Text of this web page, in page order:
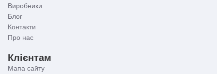
Виробники
Блог
Контакти
Про нас
Клієнтам
Мапа сайту